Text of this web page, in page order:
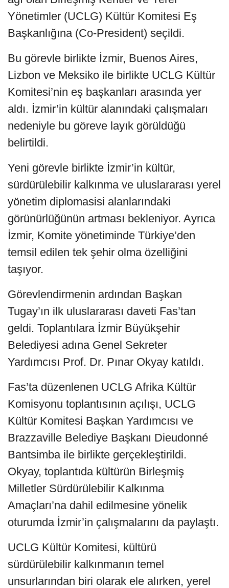
Yönetimler (UCLG) Kültür Komitesi Eş
Başkanlığına (Co-President) seçildi.
Bu görevle birlikte İzmir, Buenos Aires,
Lizbon ve Meksiko ile birlikte UCLG Kültür
Komitesi’nin eş başkanları arasında yer
aldı. İzmir’in kültür alanındaki çalışmaları
nedeniyle bu göreve layık görüldüğü
belirtildi.
Yeni görevle birlikte İzmir’in kültür,
sürdürülebilir kalkınma ve uluslararası yerel
yönetim diplomasisi alanlarındaki
görünürlüğünün artması bekleniyor. Ayrıca
İzmir, Komite yönetiminde Türkiye’den
temsil edilen tek şehir olma özelliğini
taşıyor.
Görevlendirmenin ardından Başkan
Tugay’ın ilk uluslararası daveti Fas’tan
geldi. Toplantılara İzmir Büyükşehir
Belediyesi adına Genel Sekreter
Yardımcısı Prof. Dr. Pınar Okyay katıldı.
Fas’ta düzenlenen UCLG Afrika Kültür
Komisyonu toplantısının açılışı, UCLG
Kültür Komitesi Başkan Yardımcısı ve
Brazzaville Belediye Başkanı Dieudonné
Bantsimba ile birlikte gerçekleştirildi.
Okyay, toplantıda kültürün Birleşmiş
Milletler Sürdürülebilir Kalkınma
Amaçları’na dahil edilmesine yönelik
oturumda İzmir’in çalışmalarını da paylaştı.
UCLG Kültür Komitesi, kültürü
sürdürülebilir kalkınmanın temel
unsurlarından biri olarak ele alırken, yerel